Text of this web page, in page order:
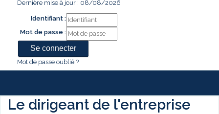
Dernière mise à jour : 08/08/2026
Identifiant :
Mot de passe :
Mot de passe oublié ?
Le dirigeant de l'entreprise